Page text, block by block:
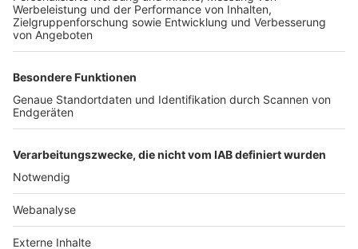
TOP-PARTNER
Nutzungsbedingungen Datenschutz Impressum